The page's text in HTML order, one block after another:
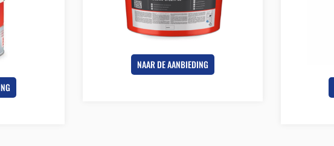
NAAR DE AANBIEDING